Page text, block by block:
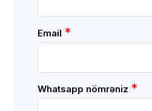
Email *
Whatsapp nömrəniz *